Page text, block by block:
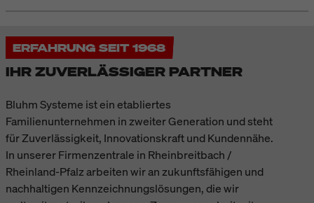
ERFAHRUNG SEIT 1968
IHR ZUVERLÄSSIGER PARTNER
Bluhm Systeme ist ein etabliertes
Familienunternehmen in zweiter Generation und steht
für Zuverlässigkeit, Innovationskraft und Kundennähe.
In unserer Firmenzentrale in Rheinbreitbach /
Rheinland-Pfalz arbeiten wir an zukunftsfähigen und
nachhaltigen Kennzeichnungslösungen, die wir